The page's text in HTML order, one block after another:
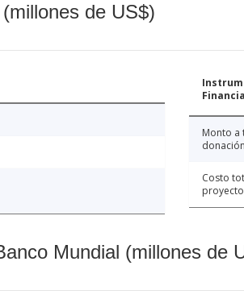
de US$)
Monto a
donación
Costo
Mundial (millones de